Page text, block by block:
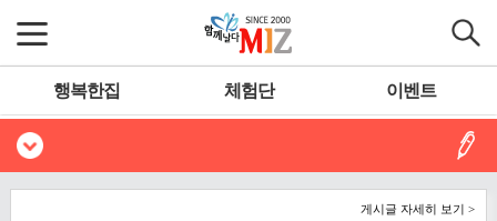
행복한집 체험단 이벤트
게시글 자세히 보기 >